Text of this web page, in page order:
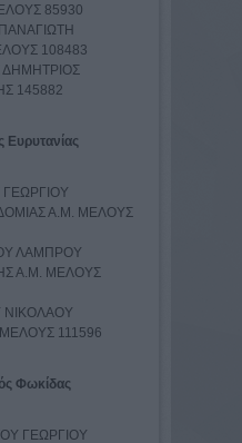
85930
108483
ΔΗΜΗΤΡΙΟΣ
145882
Α.Μ. ΜΕΛΟΥΣ
ΛΑΜΠΡΟΥ
Α.Μ. ΜΕΛΟΥΣ
ΝΙΚΟΛΑΟΥ
111596
Φωκίδας
ΓΕΩΡΓΙΟΥ